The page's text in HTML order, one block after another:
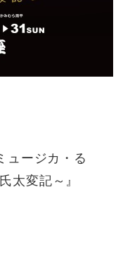
ュージカ・る
太変記～』